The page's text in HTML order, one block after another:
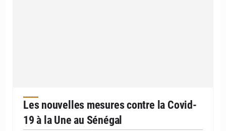
Les nouvelles mesures contre la Covid-
19 à la Une au Sénégal